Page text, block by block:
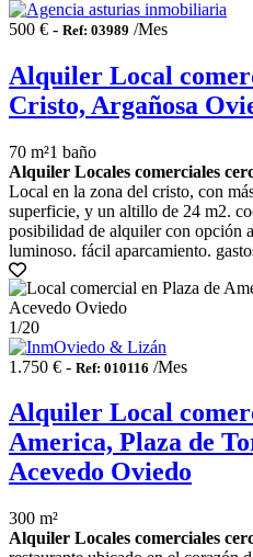
500 € - Ref: 03989 /Mes
Alquiler Local
Cristo, Argañosa
70 m²1 baño
Alquiler Locales comerciales
Local en la zona del cristo, con
superficie, y un altillo de 24 m2.
posibilidad de alquiler con opción
luminoso. fácil aparcamiento.
1/20
1.750 € - Ref: 010116 /Mes
Alquiler Local
America, Plaza de
Acevedo Oviedo
300 m²
Alquiler Locales comerciales